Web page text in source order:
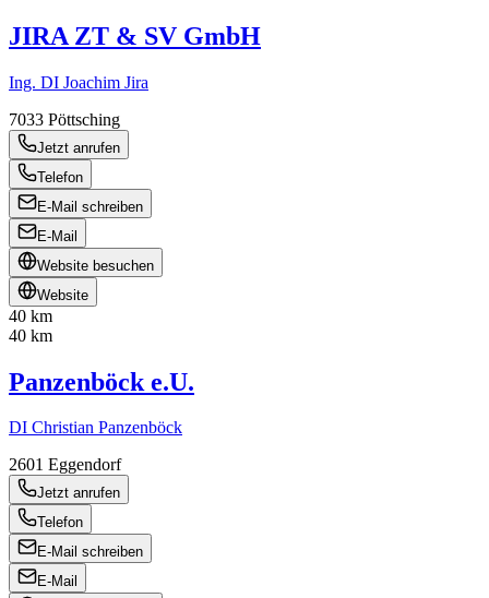
JIRA ZT & SV GmbH
Ing. DI Joachim Jira
7033 Pöttsching
Jetzt anrufen
Telefon
E-Mail schreiben
E-Mail
Website besuchen
Website
40 km
40 km
Panzenböck e.U.
DI Christian Panzenböck
2601 Eggendorf
Jetzt anrufen
Telefon
E-Mail schreiben
E-Mail